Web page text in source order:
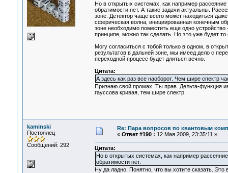
Но в открытых системах, как например
обратимости нет. А такие задачи актуальны.
зоне. Детектор чаще всего может находиться
сферическая волна, инициированная конечным
зоне необходимо поместить еще одно
принципе, можно так сделать. Но это уже будет
Могу согласиться с тобой только в одном, в
результатов в дальней зоне, мы имеед дело с
переходной процесс будет длиться вечно.
Цитата:
А здесь как раз все наоборот. Чем шире спектр
Признаю свой промах. Ты прав. Дельта-функция
гауссова кривая, тем шире спектр.
kaminski
Постоялец
Сообщений: 292
Re: Пара вопросов по квантовым
« Ответ #190 : 12 Мая 2009, 23:35:11 »
Цитата:
Но в открытых системах, как например
обратимости нет.
Ну да ладно. Понятно, что вы хотите сказать.